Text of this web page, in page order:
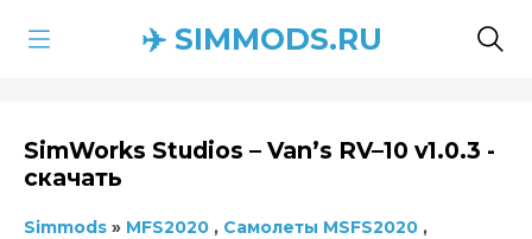
✈️ SIMMODS.RU
SimWorks Studios – Van’s RV–10 v1.0.3 -
скачать
Simmods » MFS2020 , Самолеты MSFS2020 ,